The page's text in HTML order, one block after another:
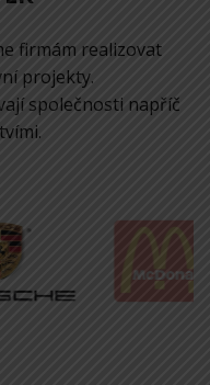
firmám realizovat
projekty.
společnosti napříč